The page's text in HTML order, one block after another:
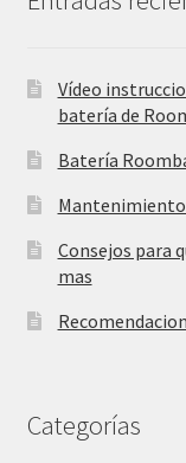
Vídeo
batería de
Batería
Consejos para
mas
Categorías